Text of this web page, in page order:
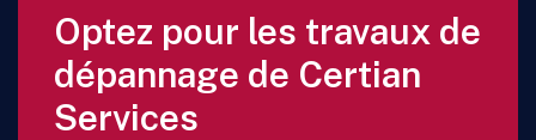
Optez pour les travaux de
dépannage de Certian
Services